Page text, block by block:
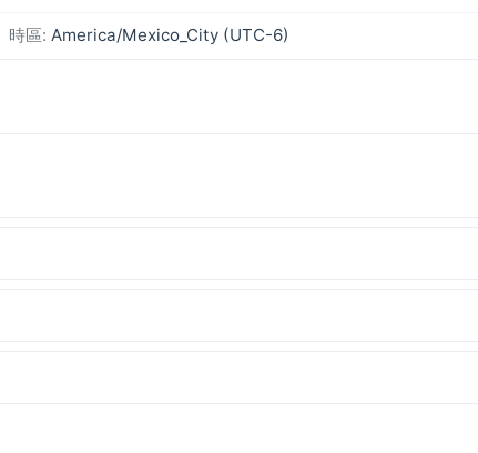
時區: America/Mexico_City (UTC-6)